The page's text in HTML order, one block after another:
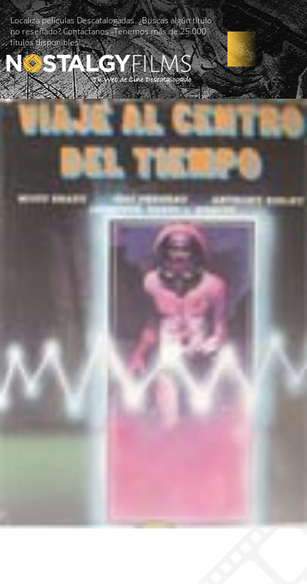
Localiza películas Descatalogadas. ¿Buscas algún título
no reseñado? Contáctanos -Tenemos más de 25.000
títulos disponibles!